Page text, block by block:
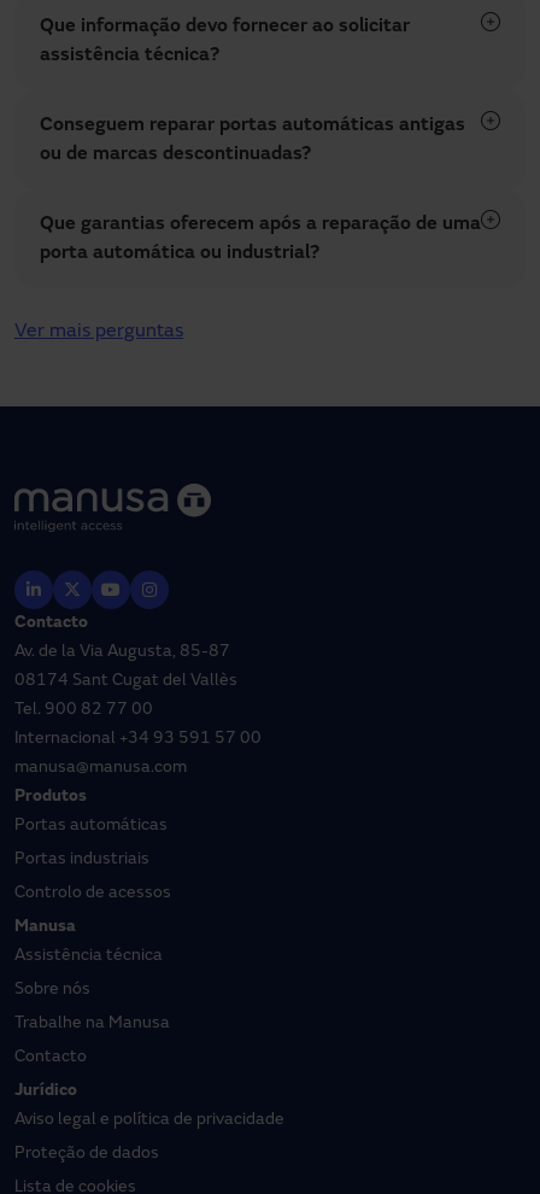
Que informação devo fornecer ao solicitar
assistência técnica?
Conseguem reparar portas automáticas antigas
ou de marcas descontinuadas?
Que garantias oferecem após a reparação de uma
porta automática ou industrial?
Ver mais perguntas
Contacto
Av. de la Via Augusta, 85-87
08174 Sant Cugat del Vallès
Tel. 900 82 77 00
Internacional +34 93 591 57 00
manusa@manusa.com
Produtos
Portas automáticas
Portas industriais
Controlo de acessos
Manusa
Assistência técnica
Sobre nós
Trabalhe na Manusa
Contacto
Jurídico
Aviso legal e política de privacidade
Proteção de dados
Lista de cookies